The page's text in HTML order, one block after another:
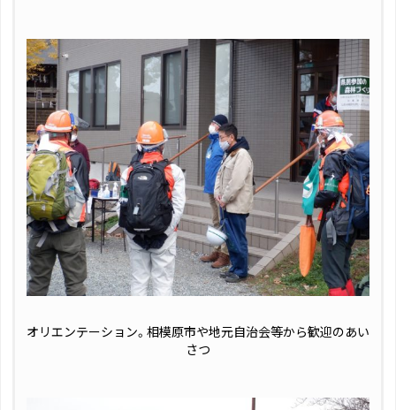
オリエンテーション。相模原市や地元自治会等から歓迎のあい
さつ